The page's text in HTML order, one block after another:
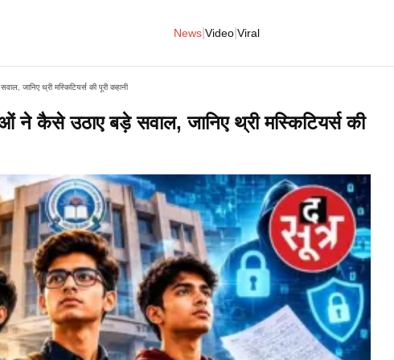
News Video Viral
जानिए थ्री मस्किटियर्स की पूरी कहानी
ने कैसे उठाए बड़े सवाल, जानिए थ्री मस्किटियर्स की